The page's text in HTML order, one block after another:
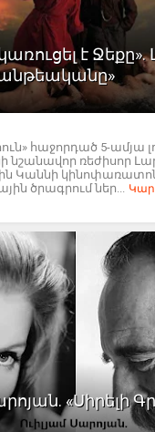
է
հաջորդած 5-ամյա
նշանավոր ռեժիսոր
ին Կաննի
ծրագրում ներ...
«Սիրելի